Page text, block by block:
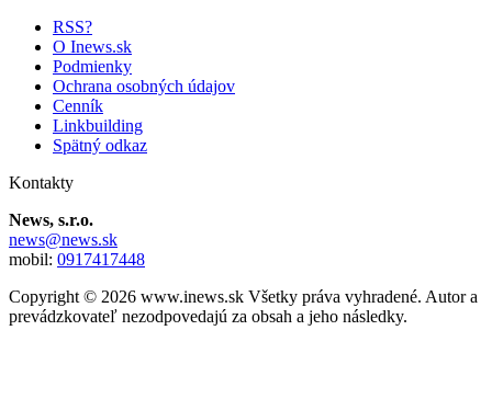
RSS?
O Inews.sk
Podmienky
Ochrana osobných údajov
Cenník
Linkbuilding
Spätný odkaz
Kontakty
News, s.r.o.
news@news.sk
mobil: 0917417448
Copyright © 2026 www.inews.sk Všetky práva vyhradené. Autor a
prevádzkovateľ nezodpovedajú za obsah a jeho následky.